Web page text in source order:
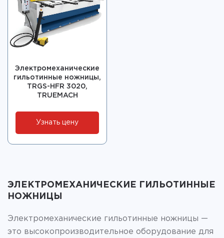
Электромеханические
гильотинные ножницы,
TRGS-HFR 3020,
TRUEMACH
Узнать цену
ЭЛЕКТРОМЕХАНИЧЕСКИЕ ГИЛЬОТИННЫЕ
НОЖНИЦЫ
Электромеханические гильотинные ножницы —
это высокопроизводительное оборудование для